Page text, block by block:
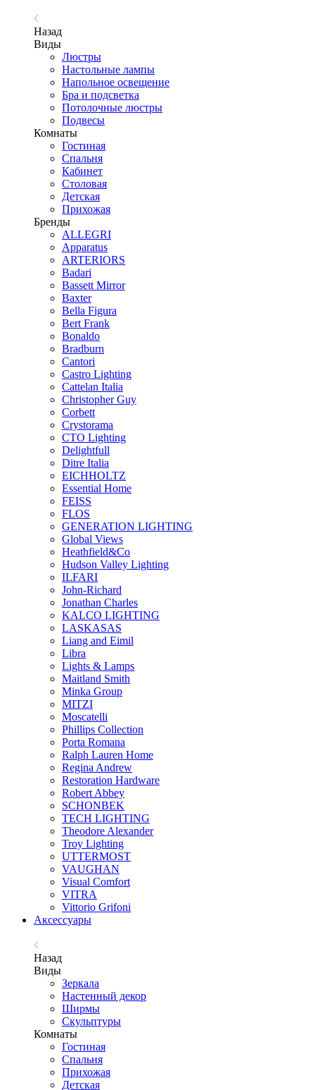
Назад
Виды
Люстры
Настольные лампы
Напольное освещение
Бра и подсветка
Потолочные люстры
Подвесы
Комнаты
Гостиная
Спальня
Кабинет
Столовая
Детская
Прихожая
Бренды
ALLEGRI
Apparatus
ARTERIORS
Badari
Bassett Mirror
Baxter
Bella Figura
Bert Frank
Bonaldo
Bradburn
Cantori
Castro Lighting
Cattelan Italia
Christopher Guy
Corbett
Crystorama
CTO Lighting
Delightfull
Ditre Italia
EICHHOLTZ
Essential Home
FEISS
FLOS
GENERATION LIGHTING
Global Views
Heathfield&Co
Hudson Valley Lighting
ILFARI
John-Richard
Jonathan Charles
KALCO LIGHTING
LASKASAS
Liang and Eimil
Libra
Lights & Lamps
Maitland Smith
Minka Group
MITZI
Moscatelli
Phillips Collection
Porta Romana
Ralph Lauren Home
Regina Andrew
Restoration Hardware
Robert Abbey
SCHONBEK
TECH LIGHTING
Theodore Alexander
Troy Lighting
UTTERMOST
VAUGHAN
Visual Comfort
VITRA
Vittorio Grifoni
Аксессуары
Назад
Виды
Зеркала
Настенный декор
Ширмы
Скульптуры
Комнаты
Гостиная
Спальня
Прихожая
Детская